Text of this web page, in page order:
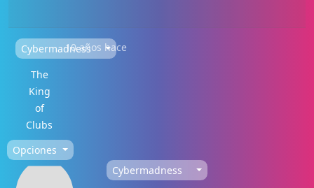
Cybermadness
The
King
of
Clubs
10 años hace
Opciones
Cybermadness